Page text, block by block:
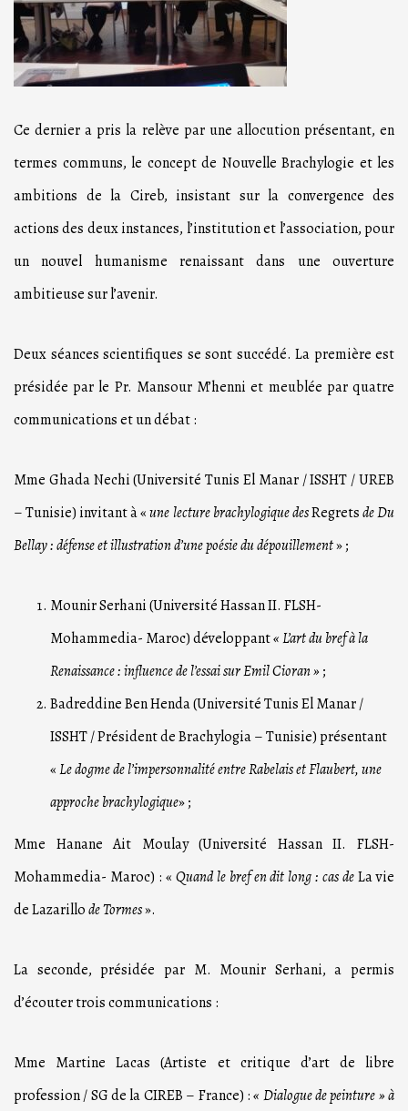
Ce dernier a pris la relève par une allocution présentant, en
termes communs, le concept de Nouvelle Brachylogie et les
ambitions de la Cireb, insistant sur la convergence des
actions des deux instances, l’institution et l’association, pour
un nouvel humanisme renaissant dans une ouverture
ambitieuse sur l’avenir.
Deux séances scientifiques se sont succédé. La première est
présidée par le Pr. Mansour M’henni et meublée par quatre
communications et un débat :
Mme Ghada Nechi (Université Tunis El Manar / ISSHT / UREB
– Tunisie) invitant à «une lecture brachylogique desRegretsde Du
Bellay : défense et illustration d’une poésie du dépouillement» ;
Mounir Serhani (Université Hassan II. FLSH-
Mohammedia- Maroc) développant«L’art du bref à la
Renaissance : influence de l’essai sur Emil Cioran» ;
Badreddine Ben Henda (Université Tunis El Manar /
ISSHT / Président de Brachylogia – Tunisie) présentant
«Le dogme de l’impersonnalité entre Rabelais et Flaubert, une
approche brachylogique» ;
Mme Hanane Ait Moulay (Université Hassan II. FLSH-
Mohammedia- Maroc) : « Quand le bref en dit long : cas deLa vie
de Lazarillode Tormes».
La seconde, présidée par M. Mounir Serhani, a permis
d’écouter trois communications :
Mme Martine Lacas (Artiste et critique d’art de libre
profession / SG de la CIREB – France) :« Dialogue de peinture » à